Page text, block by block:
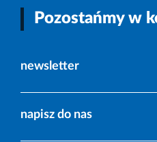
Pozostańmy w
newsletter
napisz do nas